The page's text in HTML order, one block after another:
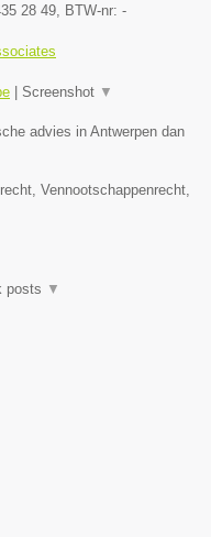
28 49 , BTW-nr: -
Screenshot ▼
advies in Antwerpen dan
Vennootschappenrecht,
posts ▼